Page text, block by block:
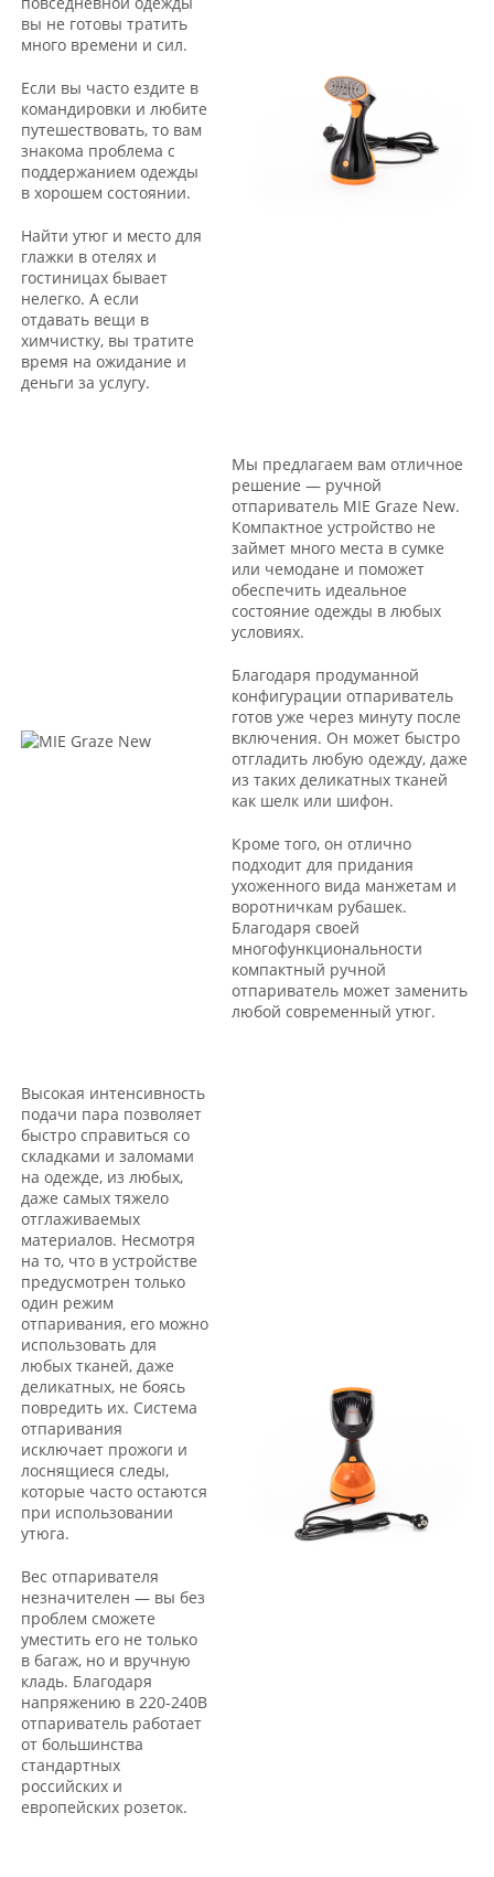
вы не готовы тратить
много времени и сил.
Если вы часто ездите в
командировки и любите
путешествовать, то вам
знакома проблема с
поддержанием одежды
в хорошем состоянии.
Найти утюг и место для
глажки в отелях и
гостиницах бывает
нелегко. А если
отдавать вещи в
химчистку, вы тратите
время на ожидание и
деньги за услугу.
Мы предлагаем вам отличное
решение — ручной
отпариватель MIE Graze New.
Компактное устройство не
займет много места в сумке
или чемодане и поможет
обеспечить идеальное
состояние одежды в любых
условиях.
Благодаря продуманной
конфигурации отпариватель
готов уже через минуту после
включения. Он может быстро
отгладить любую одежду, даже
из таких деликатных тканей
как шелк или шифон.
Кроме того, он отлично
подходит для придания
ухоженного вида манжетам и
воротничкам рубашек.
Благодаря своей
многофункциональности
компактный ручной
отпариватель может заменить
любой современный утюг.
Высокая интенсивность
подачи пара позволяет
быстро справиться со
складками и заломами
на одежде, из любых,
даже самых тяжело
отглаживаемых
материалов. Несмотря
на то, что в устройстве
предусмотрен только
один режим
отпаривания, его можно
использовать для
любых тканей, даже
деликатных, не боясь
повредить их. Система
отпаривания
исключает прожоги и
лоснящиеся следы,
которые часто остаются
при использовании
утюга.
Вес отпаривателя
незначителен — вы без
проблем сможете
уместить его не только
в багаж, но и вручную
кладь. Благодаря
напряжению в 220-240В
отпариватель работает
от большинства
стандартных
российских и
европейских розеток.